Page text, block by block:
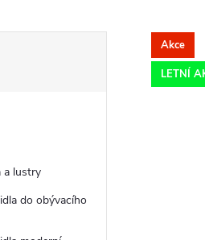
a lustry
do obývacího
Akce
LETNÍ